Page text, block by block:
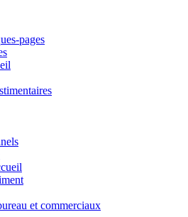
pages
et commerciaux